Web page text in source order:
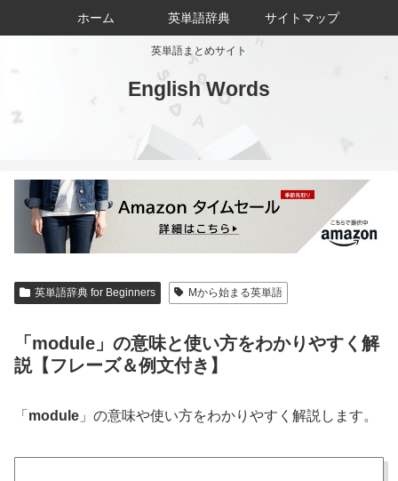
英単語まとめサイト
English Words
ホーム 英単語辞典 サイトマップ
英単語辞典 for Beginners Mから始まる英単語
「module」の意味と使い方をわかりやすく解
説【フレーズ＆例文付き】
「 module 」の意味や使い方をわかりやすく解説します。